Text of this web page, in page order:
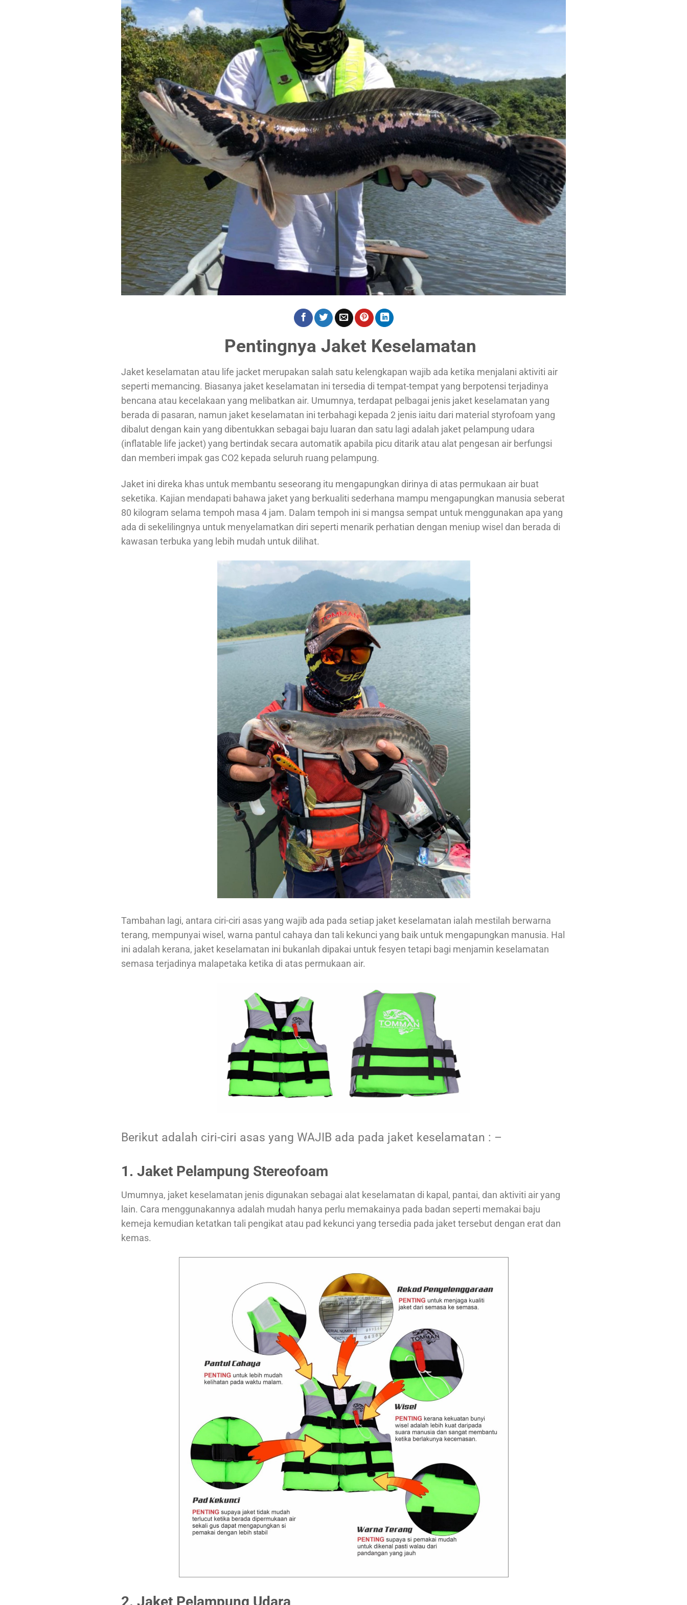
Pentingnya Jaket Keselamatan
Jaket keselamatan atau life jacket merupakan salah satu kelengkapan wajib ada ketika menjalani aktiviti air
seperti memancing. Biasanya jaket keselamatan ini tersedia di tempat-tempat yang berpotensi terjadinya
bencana atau kecelakaan yang melibatkan air. Umumnya, terdapat pelbagai jenis jaket keselamatan yang
berada di pasaran, namun jaket keselamatan ini terbahagi kepada 2 jenis iaitu dari material styrofoam yang
dibalut dengan kain yang dibentukkan sebagai baju luaran dan satu lagi adalah jaket pelampung udara
(inflatable life jacket) yang bertindak secara automatik apabila picu ditarik atau alat pengesan air berfungsi
dan memberi impak gas CO2 kepada seluruh ruang pelampung.
Jaket ini direka khas untuk membantu seseorang itu mengapungkan dirinya di atas permukaan air buat
seketika. Kajian mendapati bahawa jaket yang berkualiti sederhana mampu mengapungkan manusia seberat
80 kilogram selama tempoh masa 4 jam. Dalam tempoh ini si mangsa sempat untuk menggunakan apa yang
ada di sekelilingnya untuk menyelamatkan diri seperti menarik perhatian dengan meniup wisel dan berada di
kawasan terbuka yang lebih mudah untuk dilihat.
Tambahan lagi, antara ciri-ciri asas yang wajib ada pada setiap jaket keselamatan ialah mestilah berwarna
terang, mempunyai wisel, warna pantul cahaya dan tali kekunci yang baik untuk mengapungkan manusia. Hal
ini adalah kerana, jaket keselamatan ini bukanlah dipakai untuk fesyen tetapi bagi menjamin keselamatan
semasa terjadinya malapetaka ketika di atas permukaan air.
Berikut adalah ciri-ciri asas yang WAJIB ada pada jaket keselamatan : –
1. Jaket Pelampung Stereofoam
Umumnya, jaket keselamatan jenis digunakan sebagai alat keselamatan di kapal, pantai, dan aktiviti air yang
lain. Cara menggunakannya adalah mudah hanya perlu memakainya pada badan seperti memakai baju
kemeja kemudian ketatkan tali pengikat atau pad kekunci yang tersedia pada jaket tersebut dengan erat dan
kemas.
2. Jaket Pelampung Udara